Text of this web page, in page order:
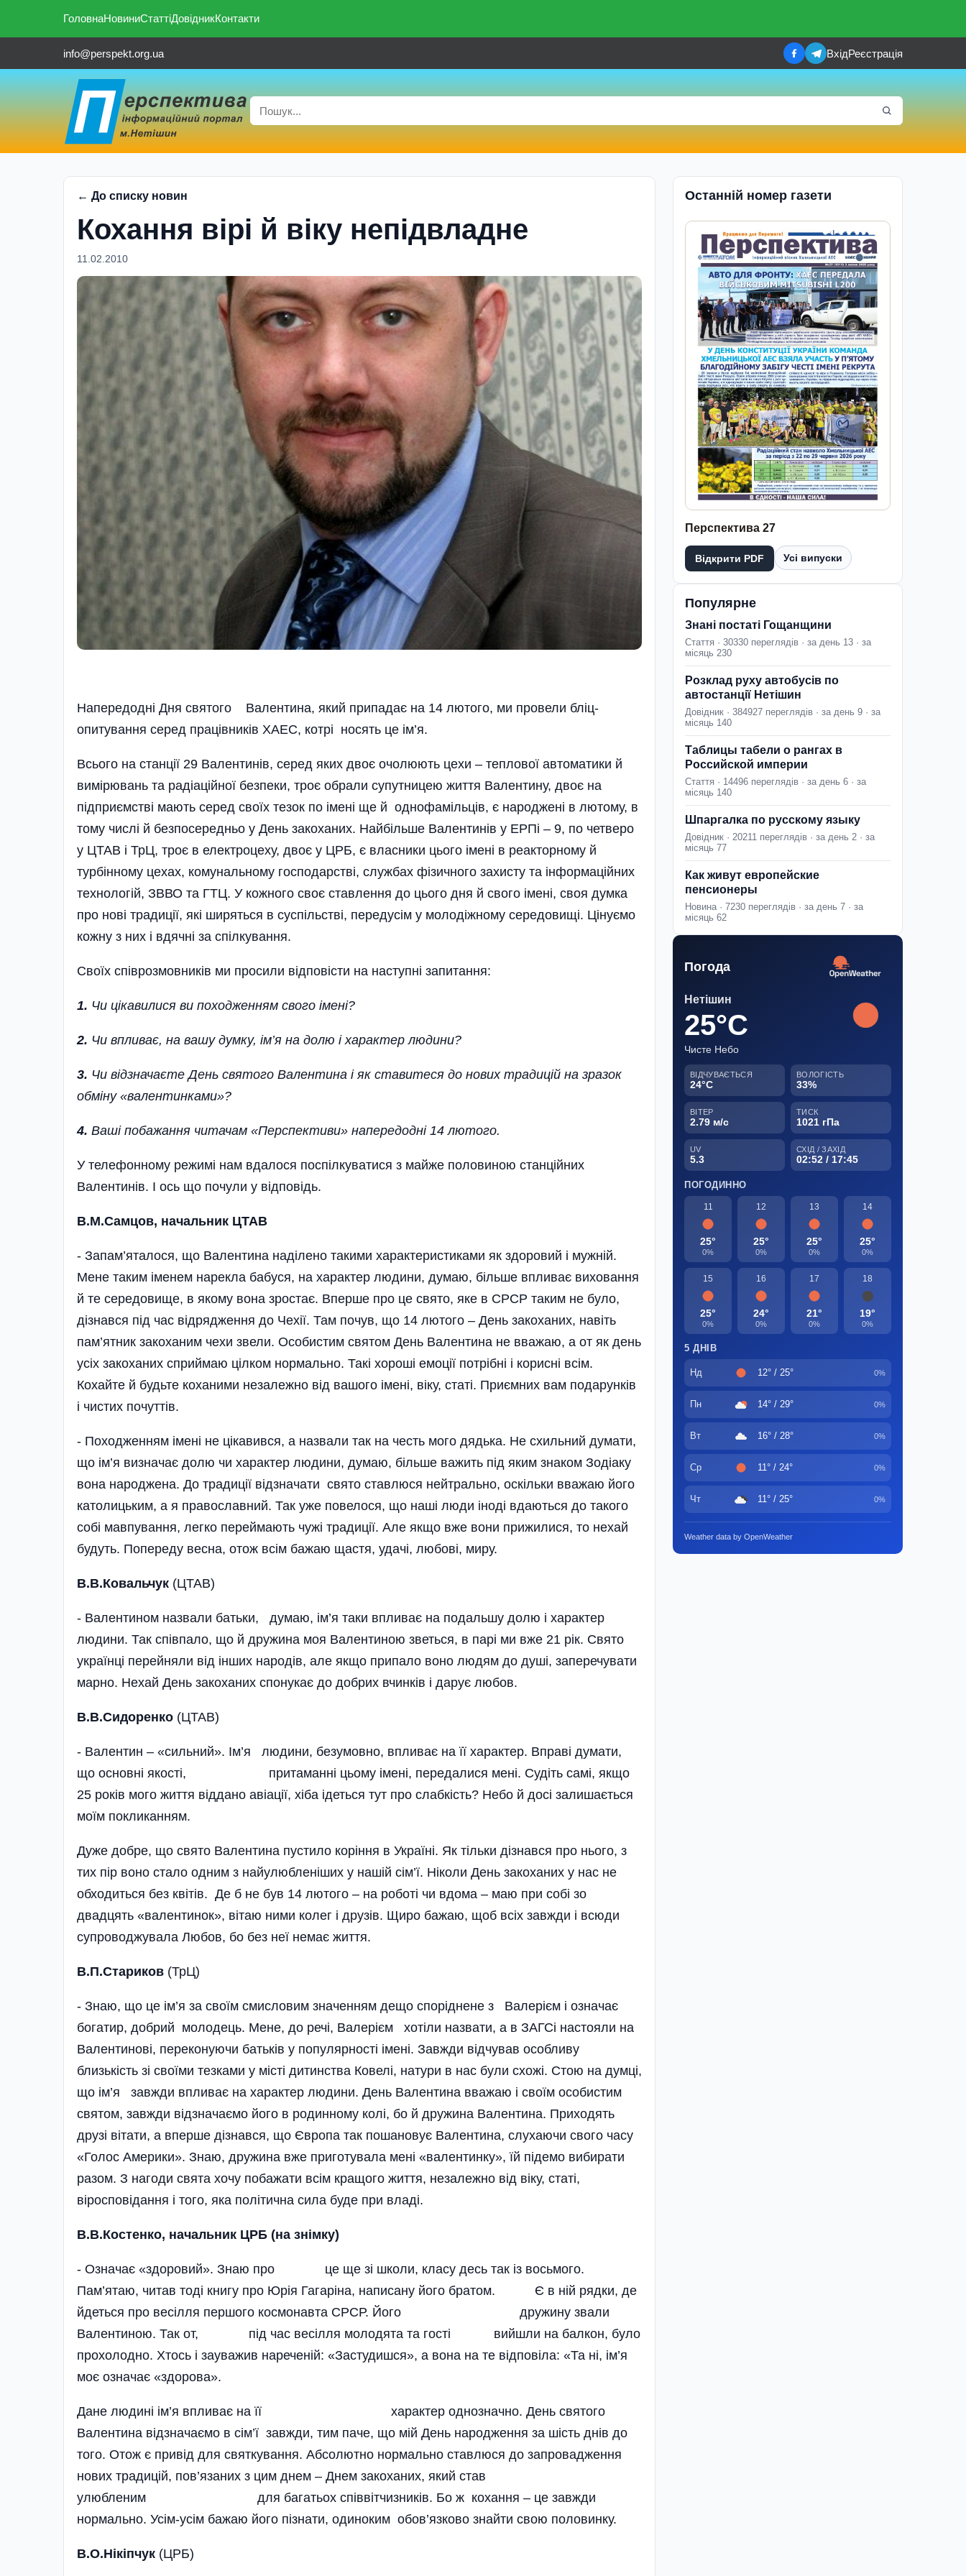
ГоловнаНовиниСтаттіДовідникКонтакти
info@perspekt.org.ua ВхідРеєстрація
← До списку новин
Кохання вірі й віку непідвладне
11.02.2010
Напередодні Дня святого Валентина, який припадає на 14 лютого, ми провели бліц-
опитування серед­ працівників ХАЕС, котрі носять це ім’я.
Всього на станції 29 Валентинів, серед яких двоє очолюють цехи – теплової автоматики й
вимі­рювань та радіаційної безпеки, троє обрали супутницею життя Валентину, двоє на
підпри­ємстві мають серед своїх тезок по імені ще й однофамільців, є наро­джені в лютому, в
тому числі й безпосередньо у День закоханих. Найбільше Валентинів у ЕРПі – 9, по четверо
у ЦТАВ і ТрЦ, троє в електроцеху, двоє у ЦРБ, є власники цього імені в реакторному й
турбінному цехах, комунальному господарстві, службах фізичного захисту та інформаційних
технологій, ЗВВО та ГТЦ. У кожного своє ставлення до цього дня й свого імені, своя думка
про нові традиції, які ширяться в суспіль­стві, передусім у молодіжному середовищі. Ціну­ємо
кожну з них і вдячні за спілкування.
Своїх співрозмовників ми просили відповісти на наступні запитання:­
1. Чи цікавилися ви походженням свого імені?
2. Чи впливає, на вашу думку, ім’я на долю і характер людини?
3. Чи відзначаєте День святого Валентина і як ставитеся до нових традицій на зразок
обміну «валентинками»?
4. Ваші побажання читачам «Перспективи» напередодні 14 лютого.
У телефонному режимі нам вдалося поспілкуватися з майже половиною станційних
Валентинів. І ось що почули у відповідь.
В.М.Самцов, начальник ЦТАВ
- Запам’яталося, що Валентина наділено такими характеристиками як здоровий і мужній.
Мене таким іменем нарекла бабуся, на характер людини, думаю, більше впливає виховання
й те середовище, в якому вона зростає. Вперше про це свято, яке в СРСР таким не було,
дізнався під час відрядження до Чехії. Там почув, що 14 лютого – День закоханих, навіть
пам’ятник закоханим чехи звели. Особистим святом День Валентина не вважаю, а от як день
усіх закоханих сприймаю цілком нормально. Такі хороші емоції потрібні і корисні всім.
Кохайте й будьте коханими незалежно від вашого імені, віку, статі. Приємних вам подарунків
і чистих почуттів.
- Походженням імені не цікавився, а назвали так на честь мого дядька. Не схильний думати,
що ім’я визначає долю чи характер людини, думаю, більше важить під яким знаком Зодіаку
вона народжена. До традиції відзначати свято ставлюся нейтрально, оскільки вважаю його
католицьким, а я православний. Так уже повелося, що наші люди іноді вдаються до такого
собі мав­пування, легко переймають чужі традиції. Але якщо вже вони прижилися, то нехай
будуть. Попереду весна, отож всім бажаю щастя, удачі, любові, миру.
В.В.Ковальчук (ЦТАВ)
- Валентином назвали батьки, думаю, ім’я таки впливає на подальшу долю і характер
людини. Так співпало, що й дружина моя Валентиною зветься, в парі ми вже 21 рік. Свято
українці перейняли від інших народів, але якщо припало воно людям до душі, заперечувати
марно. Нехай День закоханих спонукає до добрих вчинків і дарує любов.
В.В.Сидоренко (ЦТАВ)
- Валентин – «сильний». Ім’я людини, безумовно, впливає на її характер. Вправі думати,
що основні якості, притаманні цьому імені, передалися мені. Судіть самі, якщо
25 років мого життя віддано авіації, хіба ідеться тут про слабкість? Небо й досі залиша­ється
моїм покликанням.
Дуже добре, що свято Валентина пустило коріння в Україні. Як тільки дізнався про нього, з
тих пір воно стало одним з найулюбленіших у нашій сім’ї. Ніколи День закоханих у нас не
обходиться без квітів. Де б не був 14 лютого – на роботі чи вдома – маю при собі зо
двадцять «валентинок», вітаю ними колег і друзів. Щиро бажаю, щоб всіх завжди і всюди
супроводжувала Любов, бо без неї немає життя.
В.П.Стариков (ТрЦ)
- Знаю, що це ім’я за своїм смисловим значенням дещо споріднене з Валерієм і означає
богатир, добрий молодець. Мене, до речі, Валерієм хотіли назвати, а в ЗАГСі настояли на
Валентинові, переконуючи батьків у популярності імені. Завжди відчував особливу
близькість зі своїми тезками у місті дитинства Ковелі, натури в нас були схожі. Стою на думці,
що ім’я завжди впливає на характер людини. День Валентина вважаю і своїм особистим
святом, завжди відзначаємо його в родинному колі, бо й дружина Валентина. Приходять
друзі вітати, а вперше дізнався, що Європа так пошановує Валентина, слухаючи свого часу
«Голос Америки». Знаю, дружина вже приготувала мені «валентинку», їй підемо вибирати
разом. З нагоди свята хочу побажати всім кращого життя, незалежно від віку, статі,
віросповідання і того, яка політична сила буде при владі.
В.В.Костенко, начальник ЦРБ (на знімку)
- Означає «здоровий». Знаю про це ще зі школи, класу десь так із вось­мого.
Пам’ятаю, читав тоді книгу про Юрія Гагаріна, написану його братом. Є в ній рядки, де
йдеться про весілля першого космонавта СРСР. Його дружину звали
Валентиною. Так от, під час весілля молодята та гості вийшли на балкон, було
прохолодно. Хтось і зауважив наре­ченій: «Застудишся», а вона на те відповіла: «Та ні, ім’я
моє означає «здорова».
Дане людині ім’я впливає на її характер однозначно. День святого
Валентина відзначаємо в сім’ї завжди, тим паче, що мій День наро­дження за шість днів до
того. Отож є привід для святкування. Абсолютно нормально ставлюся до запровадження
нових традицій, пов’язаних з цим днем – Днем закоханих, який став
улюбленим для багатьох співвітчизників. Бо ж кохання – це завжди
нормально. Усім-усім бажаю його пізнати, одиноким­ обов’язково знайти свою половинку.
В.О.Нікіпчук (ЦРБ)
Останній номер газети
Перспектива 27
Відкрити PDF Усі випуски
Популярне
Знані постаті Гощанщини
Стаття · 30330 переглядів · за день 13 · за
місяць 230
Розклад руху автобусів по
автостанції Нетішин
Довідник · 384927 переглядів · за день 9 · за
місяць 140
Таблицы табели о рангах в
Российской империи
Стаття · 14496 переглядів · за день 6 · за
місяць 140
Шпаргалка по русскому языку
Довідник · 20211 переглядів · за день 2 · за
місяць 77
Как живут европейские
пенсионеры
Новина · 7230 переглядів · за день 7 · за
місяць 62
Погода
Нетішин
25°C
Чисте Небо
ВІДЧУВАЄТЬСЯ
24°C
ВОЛОГІСТЬ
33%
ВІТЕР
2.79 м/с
ТИСК
1021 гПа
UV
5.3
СХІД / ЗАХІД
02:52 / 17:45
ПОГОДИННО
11
25°
0%
12
25°
0%
13
25°
0%
14
25°
0%
15
25°
0%
16
24°
0%
17
21°
0%
18
19°
0%
5 ДНІВ
Нд 12° / 25° 0%
Пн 14° / 29° 0%
Вт 16° / 28° 0%
Ср 11° / 24° 0%
Чт 11° / 25° 0%
Weather data by OpenWeather